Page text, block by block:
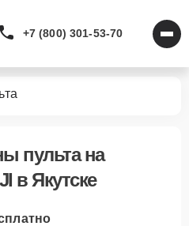
+7 (800) 301-53-70
пультана
в Якутске